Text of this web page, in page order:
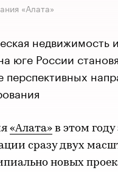
«Алата»
недвижимость
юге России
перспективных
«Алата» в этом
сразу двух
новых